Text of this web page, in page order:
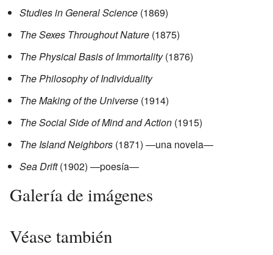
Studies in General Science (1869)
The Sexes Throughout Nature (1875)
The Physical Basis of Immortality(1876)
The Philosophy of Individuality
The Making of the Universe (1914)
The Social Side of Mind and Action (1915)
The Island Neighbors (1871) —una novela—
Sea Drift(1902) —poesía—
Galería de imágenes
Véase también